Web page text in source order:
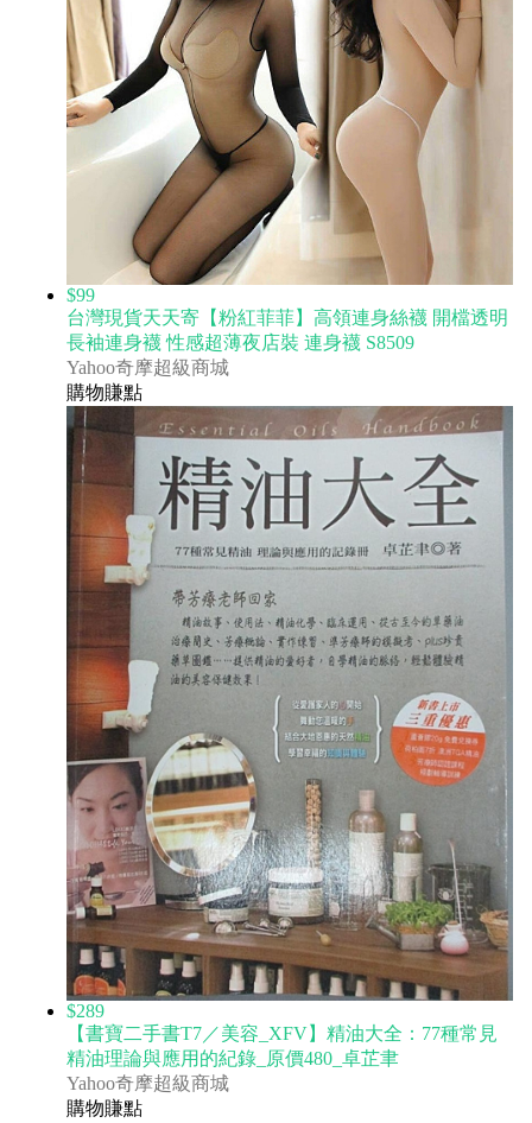
$99
台灣現貨天天寄【粉紅菲菲】高領連身絲襪 開檔透明
長袖連身襪 性感超薄夜店裝 連身襪 S8509
Yahoo奇摩超級商城
購物賺點
$289
【書寶二手書T7／美容_XFV】精油大全：77種常見
精油理論與應用的紀錄_原價480_卓芷聿
Yahoo奇摩超級商城
購物賺點